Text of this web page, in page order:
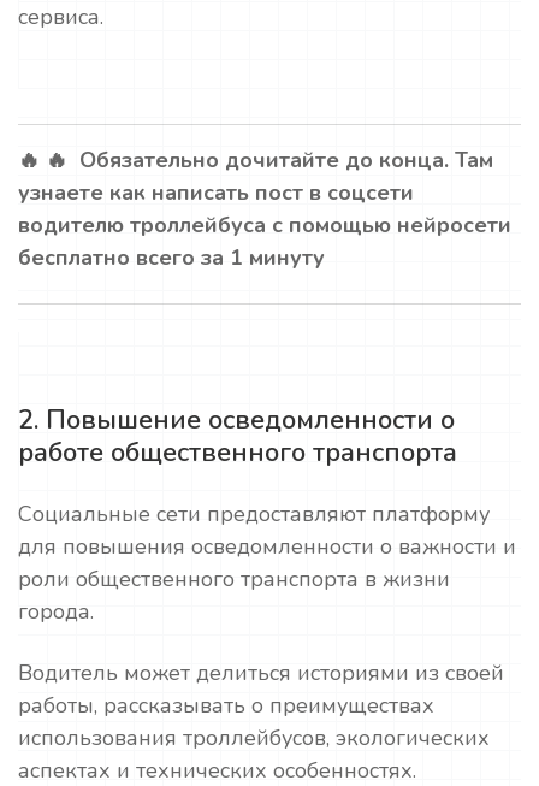
сервиса.
🔥 🔥 Обязательно дочитайте до конца. Там
узнаете как написать пост в соцсети
водителю троллейбуса с помощью нейросети
бесплатно всего за 1 минуту
2. Повышение осведомленности о
работе общественного транспорта
Социальные сети предоставляют платформу
для повышения осведомленности о важности и
роли общественного транспорта в жизни
города.
Водитель может делиться историями из своей
работы, рассказывать о преимуществах
использования троллейбусов, экологических
аспектах и технических особенностях.